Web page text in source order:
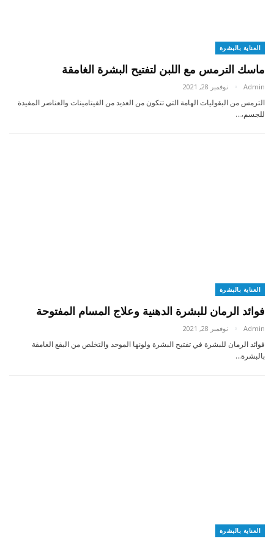
العناية بالبشرة
ماسك الترمس مع اللبن لتفتيح البشرة الغامقة
Admin نوفمبر 28, 2021
الترمس من البقوليات الهامة التي تتكون من العديد من الفيتامينات والعناصر المفيدة
للجسم،…
العناية بالبشرة
فوائد الرمان للبشرة الدهنية وعلاج المسام المفتوحة
Admin نوفمبر 28, 2021
فوائد الرمان للبشرة في تفتيح البشرة ولونها الموحد والتخلص من البقع الغامقة
بالبشرة…
العناية بالبشرة